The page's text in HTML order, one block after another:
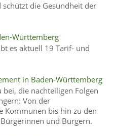
die Gesundheit der
Württemberg
es aktuell 19 Tarif- und
in Baden-Württemberg
die nachteiligen Folgen
Von der
Kommunen bis hin zu den
und Bürgern.